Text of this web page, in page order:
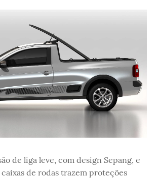
de liga leve, com design Sepang, e
caixas de rodas trazem proteções